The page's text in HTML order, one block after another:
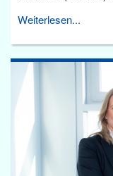
Weiterlesen...